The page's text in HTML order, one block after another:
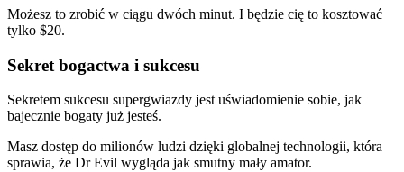
Możesz to zrobić w ciągu dwóch minut. I będzie cię to kosztować
tylko $20.
Sekret bogactwa i sukcesu
Sekretem sukcesu supergwiazdy jest uświadomienie sobie, jak
bajecznie bogaty już jesteś.
Masz dostęp do milionów ludzi dzięki globalnej technologii, która
sprawia, że Dr Evil wygląda jak smutny mały amator.